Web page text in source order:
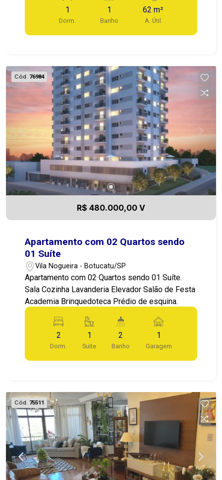
1
Dorm.
1
Banho
62 m²
A. Útil
Cód. 76984
R$ 480.000,00 V
Apartamento com 02 Quartos sendo
01 Suíte
Vila Nogueira - Botucatu/SP
Apartamento com 02 Quartos sendo 01 Suíte.
Sala Cozinha Lavanderia Elevador Salão de Festa
Academia Brinquedoteca Prédio de esquina.
2
Dorm.
1
Suite
2
Banho
1
Garagem
Cód. 75511